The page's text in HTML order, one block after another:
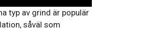
typ av grind är populär
såväl som